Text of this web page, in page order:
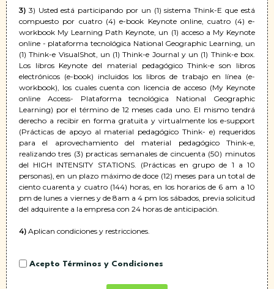
3) 3) Usted está participando por un (1) sistema Think-E que está
compuesto por cuatro (4) e-book Keynote online, cuatro (4) e-
workbook My Learning Path Keynote, un (1) acceso a My Keynote
online - plataforma tecnológica National Geographic Learning, un
(1) Think-e VisualShot, un (1) Think-e Journal y un (1) Think-e box.
Los libros Keynote del material pedagógico Think-e son libros
electrónicos (e-book) incluidos los libros de trabajo en línea (e-
workbook), los cuales cuenta con licencia de acceso (My Keynote
online Access- Plataforma tecnológica National Geographic
Learning) por el término de 12 meses cada uno. El mismo tendrá
derecho a recibir en forma gratuita y virtualmente los e-support
(Prácticas de apoyo al material pedagógico Think- e) requeridos
para el aprovechamiento del material pedagógico Think-e,
realizando tres (3) practicas semanales de cincuenta (50) minutos
del HIGH INTENSITY STATIONS. (Prácticas en grupo de 1 a 10
personas), en un plazo máximo de doce (12) meses para un total de
ciento cuarenta y cuatro (144) horas, en los horarios de 6 am a 10
pm de lunes a viernes y de 8am a 4 pm los sábados, previa solicitud
del adquirente a la empresa con 24 horas de anticipación.
4) Aplican condiciones y restricciones.
ACEPTACIÓN
Acepto Términos y Condiciones